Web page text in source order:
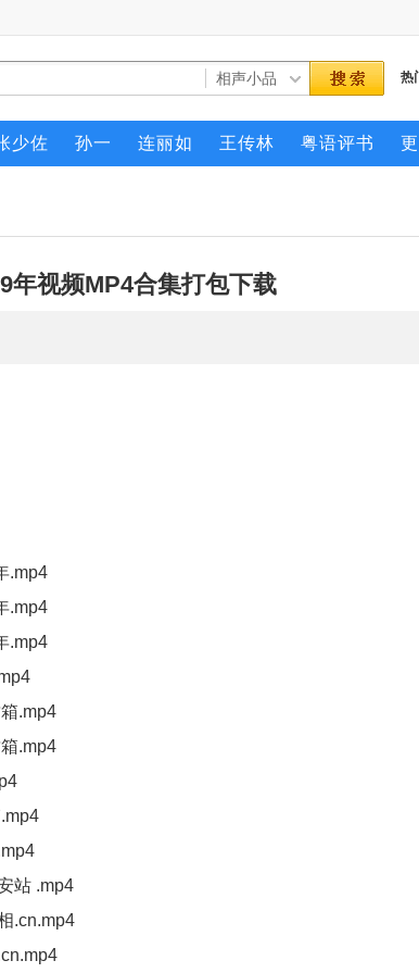
热
少佐 孙一 连丽如 王传林 粤语评书
年视频MP4合集打包下载
.mp4
.mp4
.mp4
.mp4
.mp4
站 .mp4
.cn.mp4